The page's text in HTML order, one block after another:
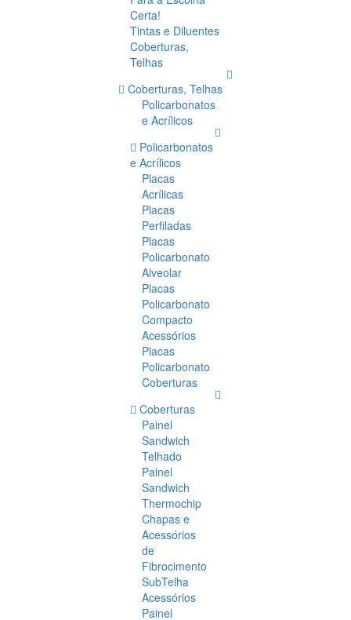
Certa!
Tintas e Diluentes
Coberturas,
Telhas
Coberturas, Telhas
Policarbonatos
e Acrílicos
Policarbonatos
e Acrílicos
Placas
Acrílicas
Placas
Perfiladas
Placas
Policarbonato
Alveolar
Placas
Policarbonato
Compacto
Acessórios
Placas
Policarbonato
Coberturas
Coberturas
Painel
Sandwich
Telhado
Painel
Sandwich
Thermochip
Chapas e
Acessórios
de
Fibrocimento
SubTelha
Acessórios
Painel